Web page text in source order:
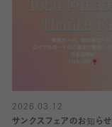
2026.03.12
サンクスフェアのお知らせ